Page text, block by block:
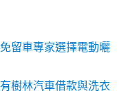
留車專家選擇電動曬
樹林汽車借款與洗衣